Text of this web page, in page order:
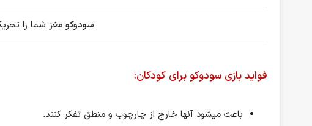
سودوکومغز شما را
فواید بازی سودوکو برای کودکان:
باعث میشود آنها خارج از چارچوب و منطق تفکر کنند.